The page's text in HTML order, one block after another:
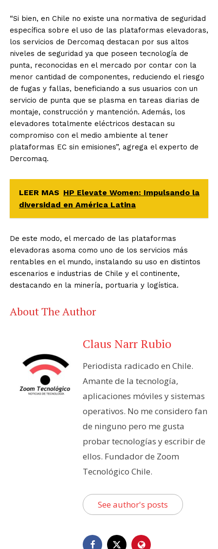
“Si bien, en Chile no existe una normativa de seguridad
específica sobre el uso de las plataformas elevadoras,
los servicios de Dercomaq destacan por sus altos
niveles de seguridad ya que poseen tecnología de
punta, reconocidas en el mercado por contar con la
menor cantidad de componentes, reduciendo el riesgo
de fugas y fallas, beneficiando a sus usuarios con un
servicio de punta que se plasma en tareas diarias de
montaje, construcción y mantención. Además, los
elevadores totalmente eléctricos destacan su
compromiso con el medio ambiente al tener
plataformas EC sin emisiones”, agrega el experto de
Dercomaq.
LEER MAS HP Elevate Women: Impulsando la
diversidad en América Latina
De este modo, el mercado de las plataformas
elevadoras asoma como uno de los servicios más
rentables en el mundo, instalando su uso en distintos
escenarios e industrias de Chile y el continente,
destacando en la minería, portuaria y logística.
About The Author
Claus Narr Rubio
Periodista radicado en Chile.
Amante de la tecnología,
aplicaciones móviles y sistemas
operativos. No me considero fan
de ninguno pero me gusta
probar tecnologías y escribir de
ellos. Fundador de Zoom
Tecnológico Chile.
See author's posts